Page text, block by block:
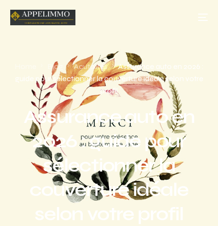
Blog Acutalités
Assurance auto en 2026 :
guide pour sélectionner la couverture idéale selon votre
profil
Assurance auto en
2026 : guide pour
sélectionner la
couverture idéale
selon votre profil